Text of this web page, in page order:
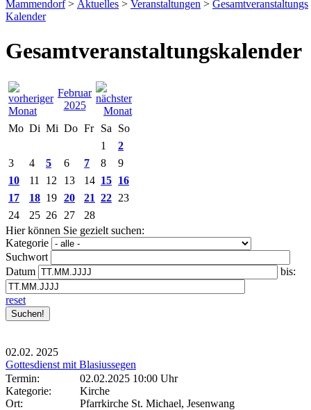
Mammendorf> Aktuelles > Veranstaltungen > Gesamtveranstaltungs
Kalender
Gesamtveranstaltungskalender
Februar
2025
Mo Di Mi Do Fr Sa
So
1
2
3
4 5 6 7 8
9
10
11 12 13 14 15 16
17
18 19 20 21 22 23
24
25 26 27
28
Hier können Sie gezielt suchen:
Kategorie
Suchwort
Datum
bis:
reset
02.02. 2025
Gottesdienst mit Blasiussegen
Termin:
02.02.2025 10:00 Uhr
Kategorie:
Kirche
Ort:
Pfarrkirche St. Michael, Jesenwang